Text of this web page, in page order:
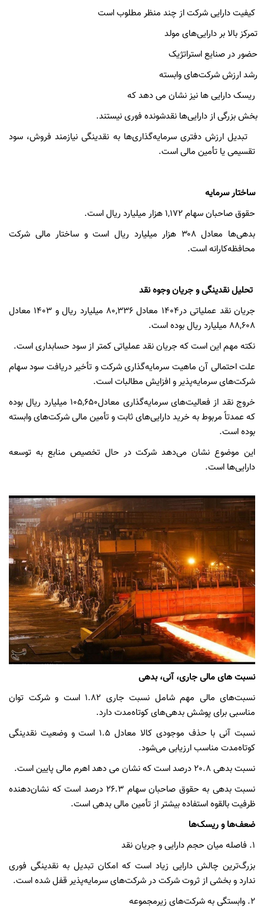
کیفیت دارایی شرکت از چند منظر مطلوب است
تمرکز بالا بر دارایی‌های مولد
حضور در صنایع استراتژیک
رشد ارزش شرکت‌های وابسته
ریسک دارایی ها نیز نشان می دهد که
بخش بزرگی از دارایی‌ها نقدشونده فوری نیستند.
تبدیل ارزش دفتری سرمایه‌گذاری‌ها به نقدینگی نیازمند فروش، سود
تقسیمی یا تأمین مالی است.
ساختار سرمایه
حقوق صاحبان سهام۱,۱۷۲ هزار میلیارد ریال است.
بدهی‌ها معادل ۳۰۸ هزار میلیارد ریال است و ساختار مالی شرکت
محافظه‌کارانه است.
تحلیل نقدینگی و جریان وجوه نقد
جریان نقد عملیاتی در۱۴۰۴ معادل ۸۰,۳۳۶ میلیارد ریال و
۱۴۰۳ معادل
۸۸,۶۰۸ میلیارد ریال بوده است.
نکته مهم این است که جریان نقد عملیاتی کمتر از سود حسابداری است.
علت احتمالی آن ماهیت سرمایه‌گذاری شرکت و تأخیر دریافت سود سهام
شرکت‌های سرمایه‌پذیر و افزایش مطالبات است.
خروج نقد از فعالیت‌های سرمایه‌گذاری معادل۱۰۵,۶۵۰ میلیارد ریال بوده
که عمدتاً مربوط به خرید دارایی‌های ثابت و تأمین مالی شرکت‌های وابسته
بوده است.
این موضوع نشان می‌دهد شرکت در حال تخصیص منابع به توسعه
دارایی‌ها است.
نسبت های مالی جاری، آنی، بدهی
نسبت‌های مالی مهم شامل نسبت جاری 1.82 است و شرکت توان
مناسبی برای پوشش بدهی‌های کوتاه‌مدت دارد.
نسبت آنی با حذف موجودی کالا معادل 1.5 است و وضعیت نقدینگی
کوتاه‌مدت مناسب ارزیابی می‌شود.
نسبت بدهی 20.8 درصد است که نشان می دهد اهرم مالی پایین است.
نسبت بدهی به حقوق صاحبان سهام 26.3 درصد است که نشان‌دهنده
ظرفیت بالقوه استفاده بیشتر از تأمین مالی بدهی است.
ضعف‌ها و ریسک‌ها
۱. فاصله میان حجم دارایی و جریان نقد
بزرگ‌ترین چالش دارایی زیاد است که امکان تبدیل به نقدینگی فوری
ندارد و بخشی از ثروت شرکت در شرکت‌های سرمایه‌پذیر قفل شده است.
۲. وابستگی به شرکت‌های زیرمجموعه